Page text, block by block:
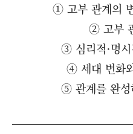
① 고부 관계의
② 고부
③ 심리적·명
④ 세대 변화
⑤ 관계를 완성